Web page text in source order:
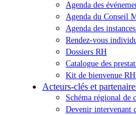
Agenda des
Agenda du Conseil
Agenda des
Rendez-vous
Dossiers RH
Catalogue des
Kit de bienvenue
Acteurs-clés et
Schéma régional de
Devenir intervenant